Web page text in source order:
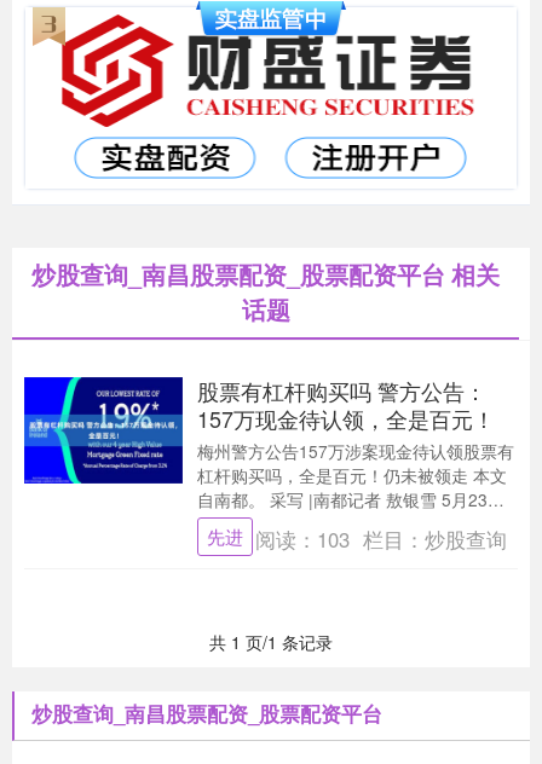
炒股查询_南昌股票配资_股票配资平台 相关
话题
股票有杠杆购买吗 警方公告：
157万现金待认领，全是百元！
梅州警方公告157万涉案现金待认领股票有
杠杆购买吗，全是百元！仍未被领走 本文
自南都。 采写 |南都记者 敖银雪 5月23
日，南都记者注意到，梅州市公安局梅江
分....
先进 阅读： 103 栏目：炒股查询
共 1 页/1 条记录
炒股查询_南昌股票配资_股票配资平台